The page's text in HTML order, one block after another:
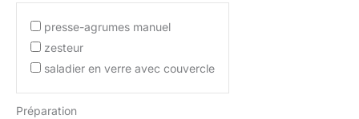
presse-agrumes manuel
zesteur
saladier en verre avec couvercle
Préparation